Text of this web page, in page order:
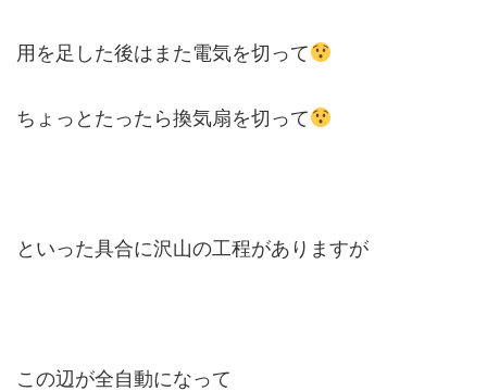
用を足した後はまた電気を切って
ちょっとたったら換気扇を切って
といった具合に沢山の工程がありますが
この辺が全自動になって